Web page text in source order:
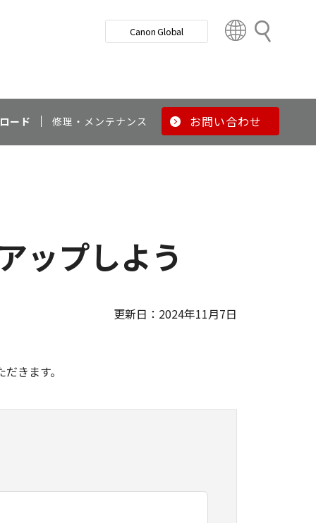
検
Canon Global
t
y
ード 修理・メンテナンス お問い合わせ
ップしよう
更新日：2024年11月7日
きます。